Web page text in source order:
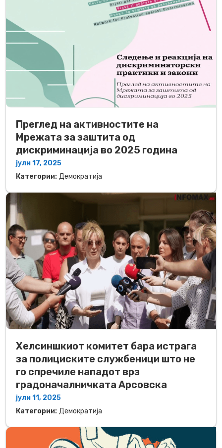
Преглед на активностите на
Мрежата за заштита од
дискриминација во 2025 година
јули 17, 2025
Категории: Демократија
Хелсиншкиот комитет бара истрага
за полициските службеници што не
го спречиле нападот врз
градоначалничката Арсовска
јули 11, 2025
Категории: Демократија